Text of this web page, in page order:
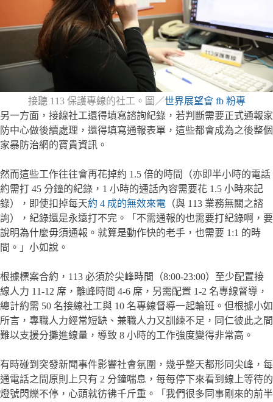
接聽 113 保護專線的社工。圖／世界展望會 fb 粉專
另一方面，接線社工還得填寫諮詢紀錄，若判斷需要正式通報家
防中心做後續處理，還得填寫通報表單，這些都會成為之後整個
家暴防治網的寶貴資訊。
然而這些工作往往會再花掉約 1.5 倍的時間（亦即半小時的電話
約需打 45 分鐘的紀錄，1 小時的通話內容需要花 1.5 小時來記
錄），即使扣掉每天約 4 成的無效來電 （與 113 業務無關之諮
詢），紀錄還是永遠打不完。「不需通報的也需要打紀錄啊，要
說明為什麼毋須通報。就算是動作快的老手，也需要 1:1 的時
間。」小如說。
根據標案合約，113 必須於尖峰時間（8:00-23:00）至少配置接
線人力 11-12 席，離峰時間 4-6 席，另需配置 1-2 名專線督導，
總計約需 50 名接線社工與 10 名專線督導一起輪班。但根據小如
所言，專職人力經常短缺、兼職人力又訓練不足，同仁彼此之間
難以支援分攤進線量，導致 8 小時的工作強度變得非常高。
有時碰到突發新聞事件影響社會氛圍，幾乎整天都形同尖峰，每
通電話之間原則上只有 2 分鐘喘息，每每停下來看到線上等待的
燈號閃爍不停，心頭就彷彿千斤重。「我們很多同事剛來的前半